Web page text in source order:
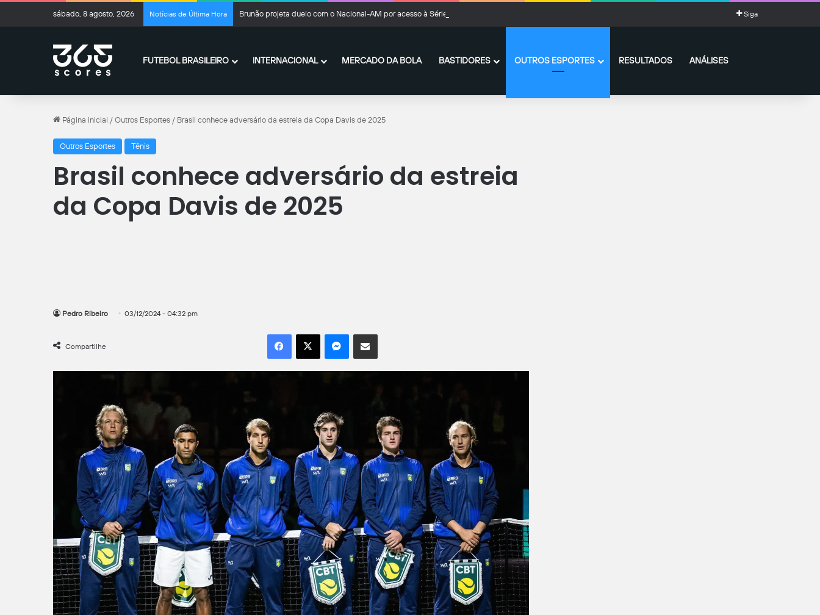
sábado, 8 agosto, 2026 Notícias de Última Hora Brunão projeta duelo com o Nacional-AM por acesso à Série C Siga
FUTEBOL BRASILEIRO INTERNACIONAL MERCADO DA BOLA BASTIDORES OUTROS ESPORTES RESULTADOS ANÁLISES
Página inicial / Outros Esportes / Brasil conhece adversário da estreia da Copa Davis de 2025
Outros Esportes Tênis
Brasil conhece adversário da estreia
da Copa Davis de 2025
Pedro Ribeiro 03/12/2024 - 04:32 pm
Compartilhe
Facebook
X MessengerCompartilhar por e-mail